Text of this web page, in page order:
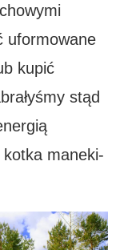
uformowane
kupić
stąd
kotka maneki-